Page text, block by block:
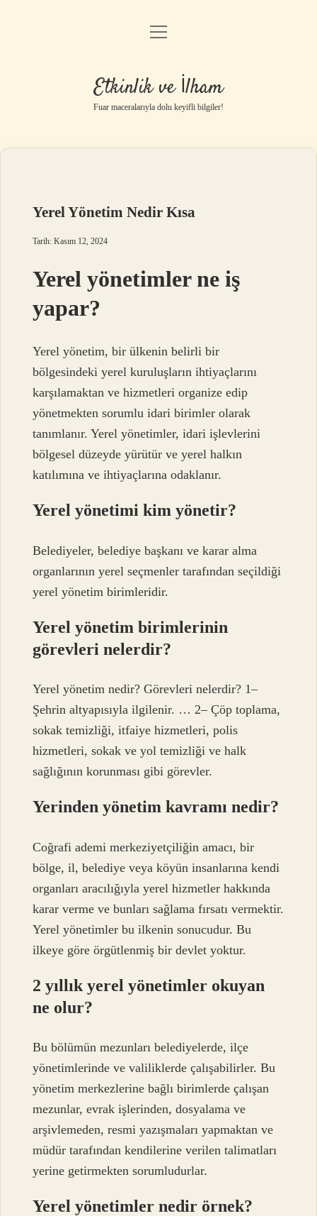
Anasayfa
Gizlilik Politikası
Yasal Uyarı
menüyü
Etkinlik ve İlham
Fuar maceralarıyla dolu keyifli bilgiler!
Yerel Yönetim Nedir Kısa
Tarih: Kasım 12, 2024
Yerel yönetimler ne iş
yapar?
Yerel yönetim, bir ülkenin belirli bir
bölgesindeki yerel kuruluşların ihtiyaçlarını
karşılamaktan ve hizmetleri organize edip
yönetmekten sorumlu idari birimler olarak
tanımlanır. Yerel yönetimler, idari işlevlerini
bölgesel düzeyde yürütür ve yerel halkın
katılımına ve ihtiyaçlarına odaklanır.
Yerel yönetimi kim yönetir?
Belediyeler, belediye başkanı ve karar alma
organlarının yerel seçmenler tarafından seçildiği
yerel yönetim birimleridir.
Yerel yönetim birimlerinin
görevleri nelerdir?
Yerel yönetim nedir? Görevleri nelerdir? 1–
Şehrin altyapısıyla ilgilenir. … 2– Çöp toplama,
sokak temizliği, itfaiye hizmetleri, polis
hizmetleri, sokak ve yol temizliği ve halk
sağlığının korunması gibi görevler.
Yerinden yönetim kavramı nedir?
Coğrafi ademi merkeziyetçiliğin amacı, bir
bölge, il, belediye veya köyün insanlarına kendi
organları aracılığıyla yerel hizmetler hakkında
karar verme ve bunları sağlama fırsatı vermektir.
Yerel yönetimler bu ilkenin sonucudur. Bu
ilkeye göre örgütlenmiş bir devlet yoktur.
2 yıllık yerel yönetimler okuyan
ne olur?
Bu bölümün mezunları belediyelerde, ilçe
yönetimlerinde ve valiliklerde çalışabilirler. Bu
yönetim merkezlerine bağlı birimlerde çalışan
mezunlar, evrak işlerinden, dosyalama ve
arşivlemeden, resmi yazışmaları yapmaktan ve
müdür tarafından kendilerine verilen talimatları
yerine getirmekten sorumludurlar.
Yerel yönetimler nedir örnek?